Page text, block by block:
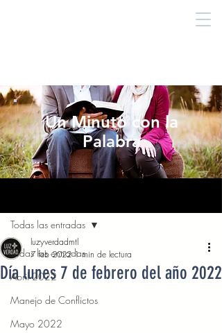
Un Minuto con la
Palabra
Todas las entradas
Abril 2022
Manejo de Conflictos
Mayo 2022
Todas las entradas
Día lunes 7 de febrero del año 2022
luzyverdadmtl
7 feb 2022 1 min de lectura